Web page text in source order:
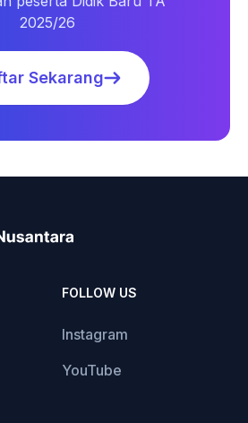
2025/26
Sekarang
FOLLOW US
Instagram
YouTube